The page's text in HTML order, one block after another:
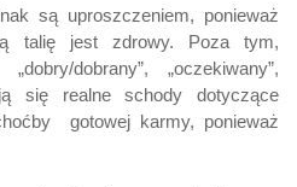
są uproszczeniem, ponieważ
talię jest zdrowy. Poza tym,
dobrany”, „oczekiwany”,
się realne schody dotyczące
gotowej karmy, ponieważ